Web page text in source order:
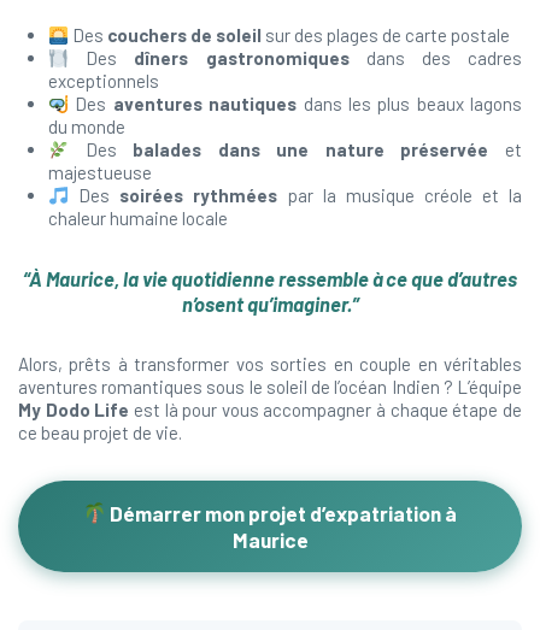
Des couchers de soleil sur des plages de carte postale
Des dîners gastronomiquesdans des cadres
exceptionnels
Des aventures nautiques dans les plus beaux lagons
du monde
Des balades dans une nature préservée et
majestueuse
Des soirées rythmées par la musique créole et la
chaleur humaine locale
“À Maurice, la vie quotidienne ressemble à ce que d’autres
n’osent qu’imaginer.”
Alors, prêts à transformer vos sorties en couple en véritables
aventures romantiques sous le soleil de l’océan Indien ? L’équipe
My Dodo Life est là pour vous accompagner à chaque étape de
ce beau projet de vie.
Démarrer mon projet d’expatriation à
Maurice